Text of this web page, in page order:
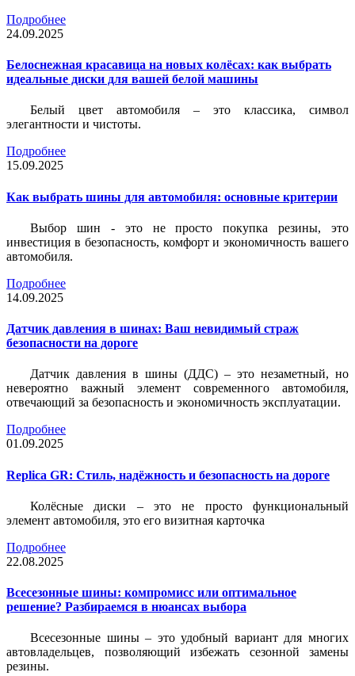
Подробнее
24.09.2025
Белоснежная красавица на новых колёсах: как выбрать
идеальные диски для вашей белой машины
Белый цвет автомобиля – это классика, символ
элегантности и чистоты.
Подробнее
15.09.2025
Как выбрать шины для автомобиля: основные критерии
Выбор шин - это не просто покупка резины, это
инвестиция в безопасность, комфорт и экономичность вашего
автомобиля.
Подробнее
14.09.2025
Датчик давления в шинах: Ваш невидимый страж
безопасности на дороге
Датчик давления в шины (ДДС) – это незаметный, но
невероятно важный элемент современного автомобиля,
отвечающий за безопасность и экономичность эксплуатации.
Подробнее
01.09.2025
Replica GR: Стиль, надёжность и безопасность на дороге
Колёсные диски – это не просто функциональный
элемент автомобиля, это его визитная карточка
Подробнее
22.08.2025
Всесезонные шины: компромисс или оптимальное
решение? Разбираемся в нюансах выбора
Всесезонные шины – это удобный вариант для многих
автовладельцев, позволяющий избежать сезонной замены
резины.